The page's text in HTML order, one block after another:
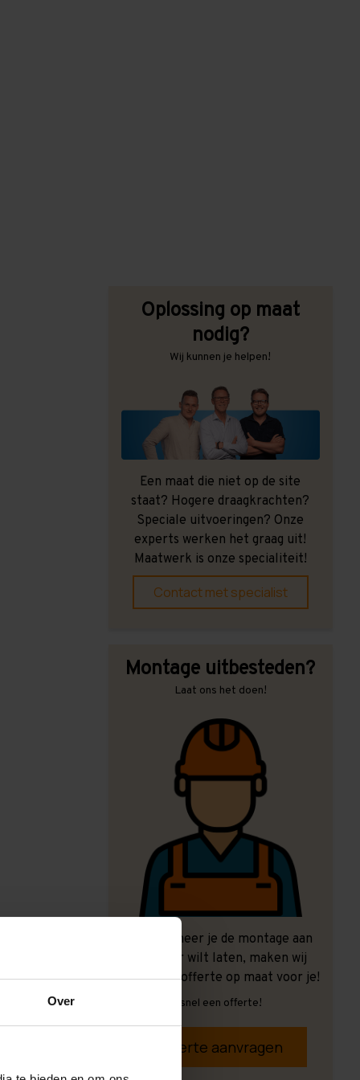
Over
Oplossing op maat
nodig?
Wij kunnen je helpen!
Een maat die niet op de site
staat? Hogere draagkrachten?
Speciale uitvoeringen? Onze
experts werken het graag uit!
Maatwerk is onze specialiteit!
Contact met specialist
Montage uitbesteden?
Laat ons het doen!
Ook wanneer je de montage aan
ons over wilt laten, maken wij
graag een offerte op maat voor je!
Vrijblijvend, snel een offerte!
Offerte aanvragen